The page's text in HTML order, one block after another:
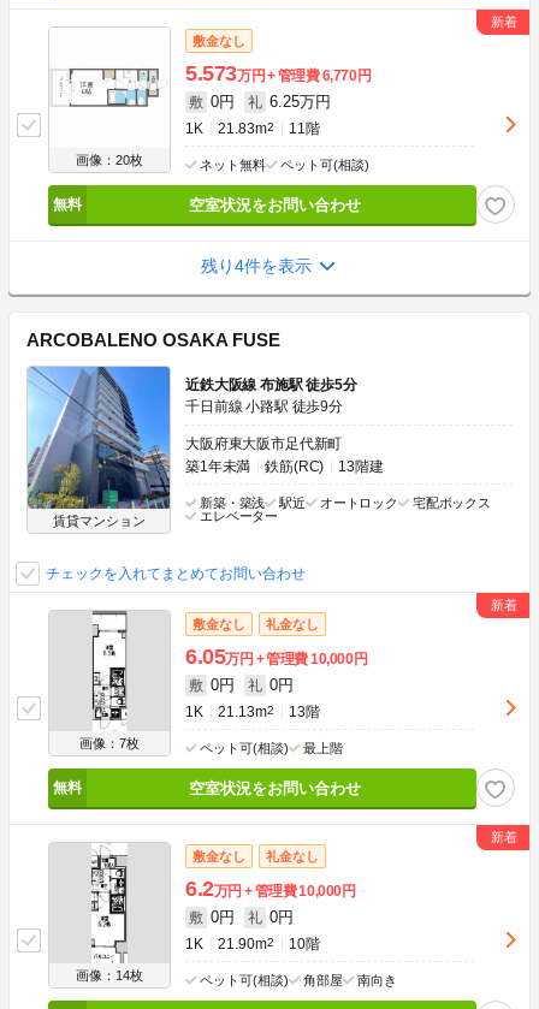
画像：20枚
敷金なし
5.573万円 管理費6,770円
敷 0円 礼 6.25万円
1K 21.83m2 11階
ネット無料 ペット可(相談)
空室状況をお問い合わせ
残り4件を表示
ARCOBALENO OSAKA FUSE
賃貸マンション
近鉄大阪線 布施駅 徒歩5分
千日前線 小路駅 徒歩9分
大阪府東大阪市足代新町
築1年未満
鉄筋(RC) 13階建
新築・築浅 駅近 オートロック
宅配ボックス
エレベーター
チェックを入れてまとめてお問い合わせ
画像：7枚
敷金なし 礼金なし
6.05万円 管理費10,000円
敷 0円 礼 0円
1K 21.13m2 13階
ペット可(相談) 最上階
空室状況をお問い合わせ
画像：14枚
敷金なし 礼金なし
6.2万円 管理費10,000円
敷 0円 礼 0円
1K 21.90m2 10階
ペット可(相談) 角部屋 南向き